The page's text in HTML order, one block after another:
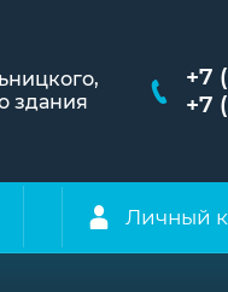
здания
+7
+7
Личный